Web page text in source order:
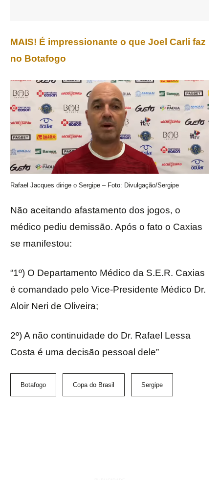
MAIS! É impressionante o que Joel Carli faz
no Botafogo
Rafael Jacques dirige o Sergipe – Foto: Divulgação/Sergipe
Não aceitando afastamento dos jogos, o
médico pediu demissão. Após o fato o Caxias
se manifestou:
“1º) O Departamento Médico da S.E.R. Caxias
é comandado pelo Vice-Presidente Médico Dr.
Aloir Neri de Oliveira;
2º) A não continuidade do Dr. Rafael Lessa
Costa é uma decisão pessoal dele”
Botafogo Copa do Brasil Sergipe